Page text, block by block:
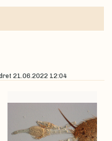
21.06.2022 12:04